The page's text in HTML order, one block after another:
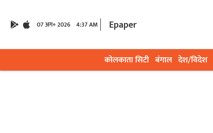
07 अग॰ 2026 4:37 AM Epaper
कोलकाता सिटी बंगाल देश/विदेश